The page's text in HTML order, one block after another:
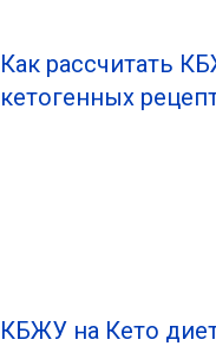
Как рассчитать
кетогенных
КБЖУ на Кето